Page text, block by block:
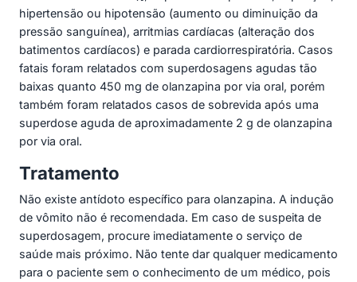
hipertensão ou hipotensão (aumento ou diminuição da
pressão sanguínea), arritmias cardíacas (alteração dos
batimentos cardíacos) e parada cardiorrespiratória. Casos
fatais foram relatados com superdosagens agudas tão
baixas quanto 450 mg de olanzapina por via oral, porém
também foram relatados casos de sobrevida após uma
superdose aguda de aproximadamente 2 g de olanzapina
por via oral.
Tratamento
Não existe antídoto específico para olanzapina. A indução
de vômito não é recomendada. Em caso de suspeita de
superdosagem, procure imediatamente o serviço de
saúde mais próximo. Não tente dar qualquer medicamento
para o paciente sem o conhecimento de um médico, pois